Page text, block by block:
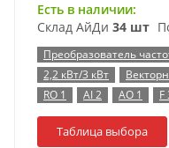
Есть в наличии:
Склад АйДи 34 шт
Преобразователь
2,2 кВт/3 кВт
RO 1
AI 2 AO 1 F
Таблица выбора